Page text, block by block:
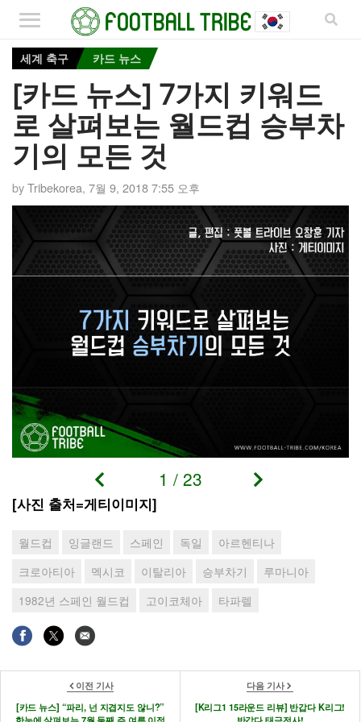
세계 축구 카드 뉴스
[카드 뉴스] 7가지 키워드
로 살펴보는 월드컵 승부차
기의 모든 것
byTribekorea, 7월 9, 2018 7:55 오후
1 / 23
[사진 출처=게티이미지]
월드컵 잉글랜드 스페인 독일
아르헨티나
크로아티아
멕시코 이탈리아 승부차기
루마니아
1982년 스페인 월드컵
고이코체아 타파렐
이전 기사
[카드 뉴스] “파리, 넌 지겹지도 않니?”
한눈에 살펴보는 7월 둘째 주 여름 이적
다음 기사
[K리그1 15라운드 리뷰] 반갑다 K리그!
반갑다 태극전사!